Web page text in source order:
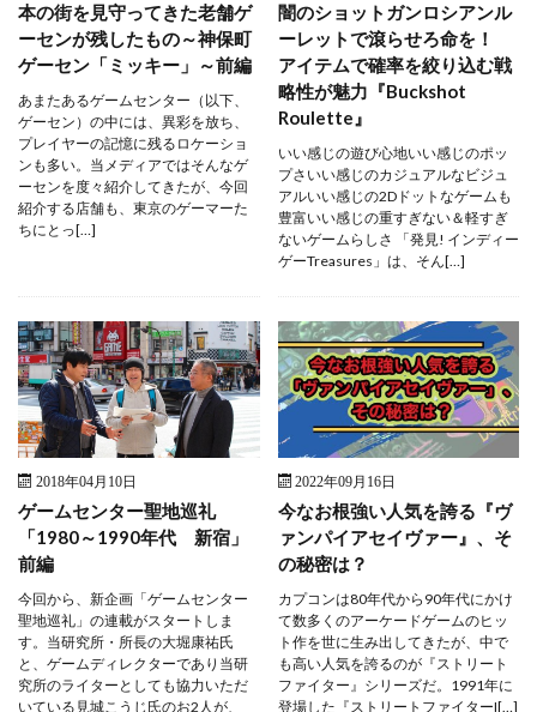
本の街を見守ってきた老舗ゲ
ーセンが残したもの～神保町
ゲーセン「ミッキー」～前編
あまたあるゲームセンター（以下、
ゲーセン）の中には、異彩を放ち、
プレイヤーの記憶に残るロケーショ
ンも多い。当メディアではそんなゲ
ーセンを度々紹介してきたが、今回
紹介する店舗も、東京のゲーマーた
ちにとっ[…]
闇のショットガンロシアンル
ーレットで滾らせろ命を！
アイテムで確率を絞り込む戦
略性が魅力『Buckshot
Roulette』
いい感じの遊び心地いい感じのポッ
プさいい感じのカジュアルなビジュ
アルいい感じの2Dドットなゲームも
豊富いい感じの重すぎない＆軽すぎ
ないゲームらしさ 「発見! インディー
ゲーTreasures」は、そん[…]
2018年04月10日
ゲームセンター聖地巡礼
「1980～1990年代 新宿」
前編
今回から、新企画「ゲームセンター
聖地巡礼」の連載がスタートしま
す。当研究所・所長の大堀康祐氏
と、ゲームディレクターであり当研
究所のライターとしても協力いただ
いている見城こうじ氏のお2人が、
2022年09月16日
今なお根強い人気を誇る『ヴ
ァンパイアセイヴァー』、そ
の秘密は？
カプコンは80年代から90年代にかけ
て数多くのアーケードゲームのヒッ
ト作を世に生み出してきたが、中で
も高い人気を誇るのが『ストリート
ファイター』シリーズだ。1991年に
登場した『ストリートファイターI[…]